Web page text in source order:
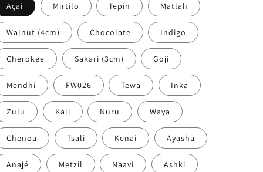
Açai Mirtilo Tepin Matlah
Walnut (4cm) Chocolate Indigo
Cherokee Sakari (3cm) Goji
Mendhi FW026 Tewa Inka
Zulu Kali Nuru Waya
Chenoa Tsali Kenai Ayasha
Anajé Metzil Naavi Ashki